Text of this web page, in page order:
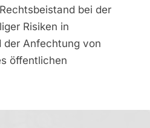
bei der
Risiken in
der Anfechtung von
öffentlichen